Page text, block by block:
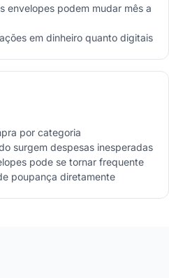
envelopes podem mudar mês a
em dinheiro quanto digitais
por categoria
surgem despesas inesperadas
pode se tornar frequente
poupança diretamente